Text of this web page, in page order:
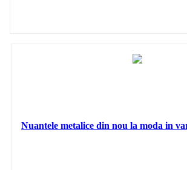
Nuantele metalice din nou la moda in